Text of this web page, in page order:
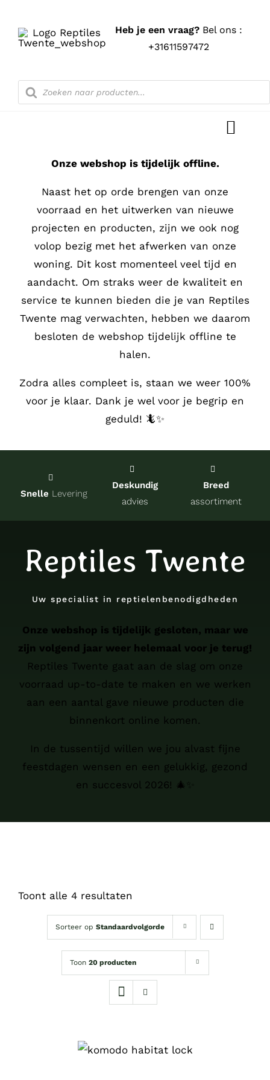
naar
inhoud
Producten
zoeken
Heb je een vraag? Bel ons :
+31611597472
Blog
Service
Contact
Onze webshop is tijdelijk offline.
Naast het op orde brengen van onze
voorraad en het uitwerken van nieuwe
projecten en producten, zijn we ook nog
volop bezig met het afwerken van onze
woning. Dit kost momenteel veel tijd en
aandacht. Om straks weer de kwaliteit en
service te kunnen bieden die je van Reptiles
Twente mag verwachten, hebben we daarom
besloten de webshop tijdelijk offline te
halen.
Zodra alles compleet is, staan we weer 100%
voor je klaar. Dank je wel voor je begrip en
geduld! 🦎✨
Snelle Levering
Deskundig
advies
Breed
assortiment
Reptiles Twente
Uw specialist in reptielenbenodigdheden
Onze webshop is tijdelijk gesloten, maar we
zijn volgend jaar weer helemaal voor je terug!
Reptiles Twente gaat aan de slag om onze
voorraad up-to-date te maken en we werken
aan een aantal gave nieuwe producten die
binnenkort online komen.
In de tussentijd willen we jou alvast fijne
feestdagen wensen en een gelukkig, gezond
en succesvol 2026! 🎄✨
Toont alle 4 resultaten
Sorteer op Standaardvolgorde
Toon 20 producten
WINKELWAGEN
/